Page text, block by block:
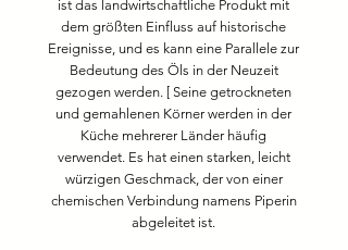
ist das landwirtschaftliche Produkt mit
dem größten Einfluss auf historische
Ereignisse, und es kann eine Parallele zur
Bedeutung des Öls in der Neuzeit
gezogen werden. [ Seine getrockneten
und gemahlenen Körner werden in der
Küche mehrerer Länder häufig
verwendet. Es hat einen starken, leicht
würzigen Geschmack, der von einer
chemischen Verbindung namens Piperin
abgeleitet ist.